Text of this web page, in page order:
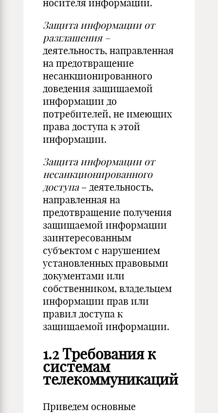
носителя информации.
Защита информации от
разглашения –
деятельность, направленная
на предотвращение
несанкционированного
доведения защищаемой
информации до
потребителей, не имеющих
права доступа к этой
информации.
Защита информации от
несанкционированного
доступа – деятельность,
направленная на
предотвращение получения
защищаемой информации
заинтересованным
субъектом с нарушением
установленных правовыми
документами или
собственником, владельцем
информации прав или
правил доступа к
защищаемой информации.
1.2 Требования к
системам
телекоммуникаций
Приведем основные